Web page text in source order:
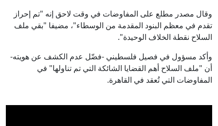
وقال مصدر مطلع على المفاوضات في وقت لاحق إنه "تم إحراز
تقدم في معظم البنود المقدمة من الوسطاء"، مضيفا "بقي ملف
السلاح نقطة الخلاف الوحيدة".
وأكد مسؤول في فصيل فلسطيني -فضّل عدم الكشف عن هويته-
أن "ملف السلاح أهم القضايا الشائكة التي تم تناولها" في
المفاوضات التي تُعقد في القاهرة.